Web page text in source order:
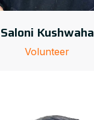
Saloni Kushwaha
Volunteer